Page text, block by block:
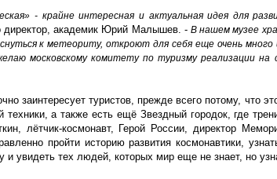
- крайне интересная и актуальная идея для
директор, академик Юрий Малышев. - В нашем музее
к метеориту, откроют для себя еще очень
московскому комитету по туризму реализации
заинтересует туристов, прежде всего потому, что
техники, а также есть ещё Звездный городок, где
лётчик-космонавт, Герой России, директор
пройти историю развития космонавтики,
и увидеть тех людей, которых мир еще не знает, но